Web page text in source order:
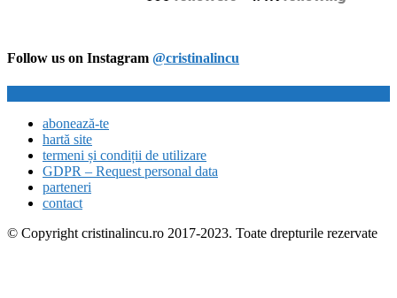
Follow us on Instagram @cristinalincu
abonează-te
hartă site
termeni și condiții de utilizare
GDPR – Request personal data
parteneri
contact
© Copyright cristinalincu.ro 2017-2023. Toate drepturile rezervate